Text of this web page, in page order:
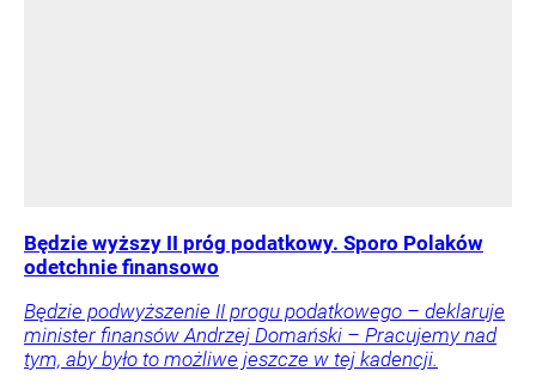
Będzie wyższy II próg podatkowy. Sporo Polaków
odetchnie finansowo
Będzie podwyższenie II progu podatkowego – deklaruje
minister finansów Andrzej Domański – Pracujemy nad
tym, aby było to możliwe jeszcze w tej kadencji.